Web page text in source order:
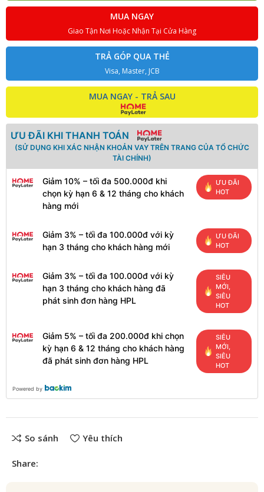
MUA NGAY
Giao Tận Nơi Hoặc Nhận Tại Cửa Hàng
TRẢ GÓP QUA THẺ
Visa, Master, JCB
MUA NGAY - TRẢ SAU
ƯU ĐÃI KHI THANH TOÁN
(SỬ DỤNG KHI XÁC NHẬN KHOẢN VAY TRÊN TRANG CỦA TỔ CHỨC
TÀI CHÍNH)
Giảm 10% – tối đa 500.000đ khi
chọn kỳ hạn 6 & 12 tháng cho khách
hàng mới
ƯU ĐÃI
HOT
Giảm 3% – tối đa 100.000đ với kỳ
hạn 3 tháng cho khách hàng mới
ƯU ĐÃI
HOT
Giảm 3% – tối đa 100.000đ với kỳ
hạn 3 tháng cho khách hàng đã
phát sinh đơn hàng HPL
SIÊU
MỚI,
SIÊU
HOT
Giảm 5% – tối đa 200.000đ khi chọn
kỳ hạn 6 & 12 tháng cho khách hàng
đã phát sinh đơn hàng HPL
SIÊU
MỚI,
SIÊU
HOT
Powered by
So sánh Yêu thích
Share: